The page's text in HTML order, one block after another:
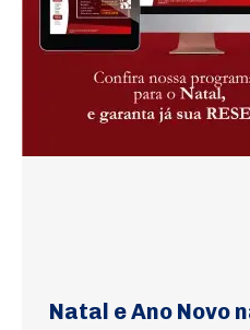
Natal e Ano Novo